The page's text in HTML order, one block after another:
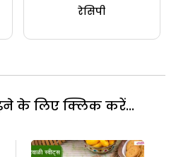
रेसिपी
के लिए क्लिक करें...